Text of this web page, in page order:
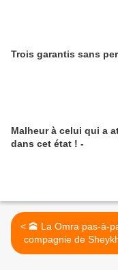
Trois garantis sans
Malheur à celui qui a
dans cet état ! -
< 🕋 La Omra pas-à-pas en
compagnie de Sheykh
Otheymine